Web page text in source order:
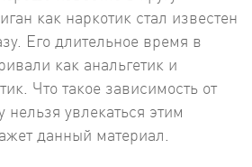
как наркотик стал известен
Его длительное время в
как анальгетик и
Что такое зависимость от
увлекаться этим
данный материал.